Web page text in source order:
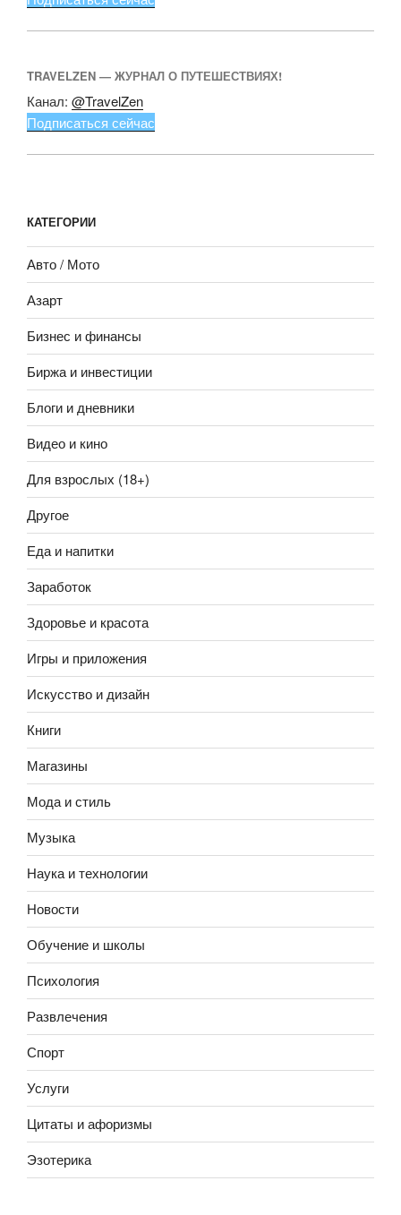
TRAVELZEN — ЖУРНАЛ О ПУТЕШЕСТВИЯХ!
Канал: @TravelZen
Подписаться сейчас
КАТЕГОРИИ
Авто / Мото
Азарт
Бизнес и финансы
Биржа и инвестиции
Блоги и дневники
Видео и кино
Для взрослых (18+)
Другое
Еда и напитки
Заработок
Здоровье и красота
Игры и приложения
Искусство и дизайн
Книги
Магазины
Мода и стиль
Музыка
Наука и технологии
Новости
Обучение и школы
Психология
Развлечения
Спорт
Услуги
Цитаты и афоризмы
Эзотерика